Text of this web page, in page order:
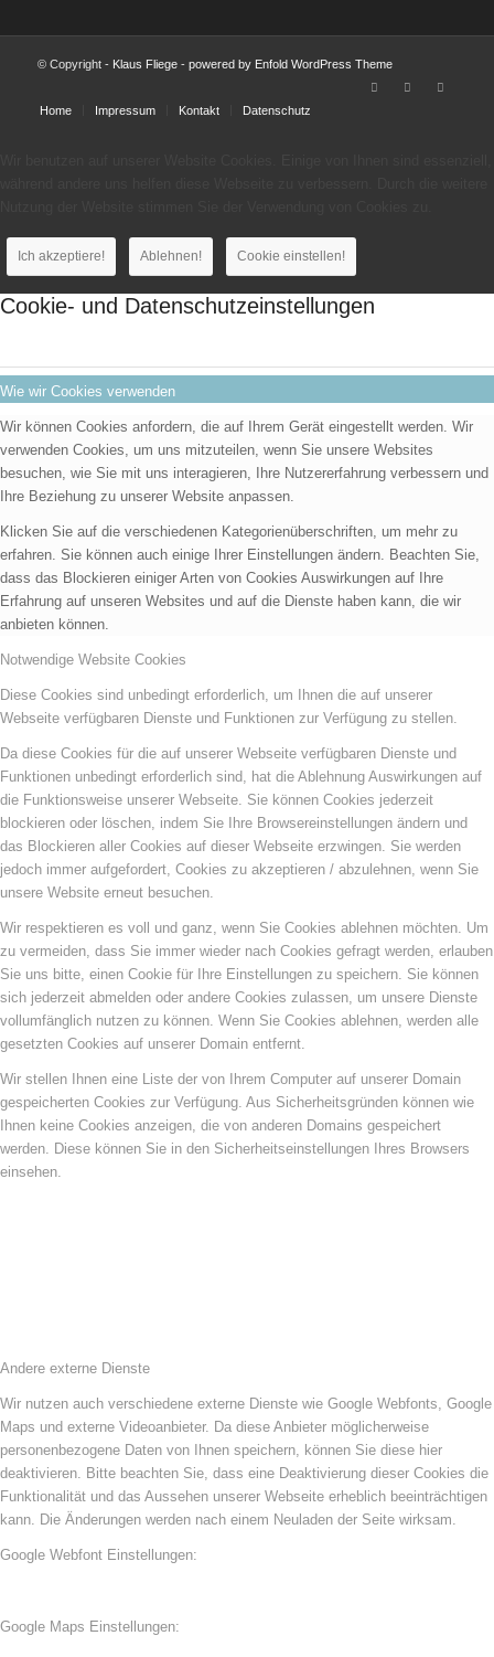
© Copyright - Klaus Fliege- powered by Enfold WordPress Theme
Home Impressum Kontakt Datenschutz
Ich akzeptiere! Ablehnen! Cookie einstellen!
Cookie- und Datenschutzeinstellungen
Wie wir Cookies verwenden
Wir können Cookies anfordern, die auf Ihrem Gerät eingestellt werden. Wir
verwenden Cookies, um uns mitzuteilen, wenn Sie unsere Websites
besuchen, wie Sie mit uns interagieren, Ihre Nutzererfahrung verbessern und
Ihre Beziehung zu unserer Website anpassen.
Klicken Sie auf die verschiedenen Kategorienüberschriften, um mehr zu
erfahren. Sie können auch einige Ihrer Einstellungen ändern. Beachten Sie,
dass das Blockieren einiger Arten von Cookies Auswirkungen auf Ihre
Erfahrung auf unseren Websites und auf die Dienste haben kann, die wir
anbieten können.
Notwendige Website Cookies
Diese Cookies sind unbedingt erforderlich, um Ihnen die auf unserer
Webseite verfügbaren Dienste und Funktionen zur Verfügung zu stellen.
Da diese Cookies für die auf unserer Webseite verfügbaren Dienste und
Funktionen unbedingt erforderlich sind, hat die Ablehnung Auswirkungen auf
die Funktionsweise unserer Webseite. Sie können Cookies jederzeit
blockieren oder löschen, indem Sie Ihre Browsereinstellungen ändern und
das Blockieren aller Cookies auf dieser Webseite erzwingen. Sie werden
jedoch immer aufgefordert, Cookies zu akzeptieren / abzulehnen, wenn Sie
unsere Website erneut besuchen.
Wir respektieren es voll und ganz, wenn Sie Cookies ablehnen möchten. Um
zu vermeiden, dass Sie immer wieder nach Cookies gefragt werden, erlauben
Sie uns bitte, einen Cookie für Ihre Einstellungen zu speichern. Sie können
sich jederzeit abmelden oder andere Cookies zulassen, um unsere Dienste
vollumfänglich nutzen zu können. Wenn Sie Cookies ablehnen, werden alle
gesetzten Cookies auf unserer Domain entfernt.
Wir stellen Ihnen eine Liste der von Ihrem Computer auf unserer Domain
gespeicherten Cookies zur Verfügung. Aus Sicherheitsgründen können wie
Ihnen keine Cookies anzeigen, die von anderen Domains gespeichert
werden. Diese können Sie in den Sicherheitseinstellungen Ihres Browsers
einsehen.
Andere externe Dienste
Wir nutzen auch verschiedene externe Dienste wie Google Webfonts, Google
Maps und externe Videoanbieter. Da diese Anbieter möglicherweise
personenbezogene Daten von Ihnen speichern, können Sie diese hier
deaktivieren. Bitte beachten Sie, dass eine Deaktivierung dieser Cookies die
Funktionalität und das Aussehen unserer Webseite erheblich beeinträchtigen
kann. Die Änderungen werden nach einem Neuladen der Seite wirksam.
Google Webfont Einstellungen:
Google Maps Einstellungen: